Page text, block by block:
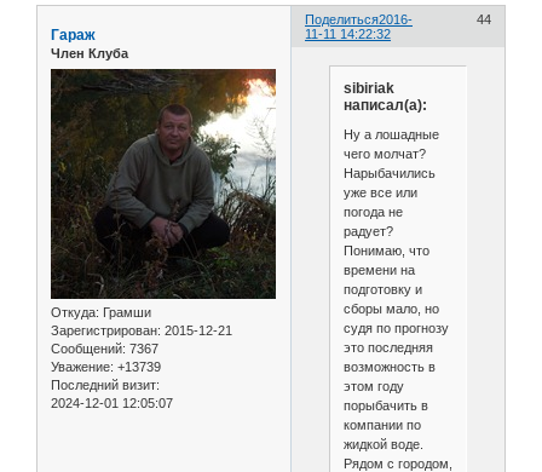
Поделиться 44
2016-
11-11 14:22:32
Гараж
Член Клуба
Откуда: Грамши
Зарегистрирован: 2015-12-21
Сообщений: 7367
Уважение: +13739
Последний визит:
2024-12-01 12:05:07
sibiriak
написал(а):
Ну а лошадные
чего молчат?
Нарыбачились
уже все или
погода не
радует?
Понимаю, что
времени на
подготовку и
сборы мало, но
судя по прогнозу
это последняя
возможность в
этом году
порыбачить в
компании по
жидкой воде.
Рядом с городом,